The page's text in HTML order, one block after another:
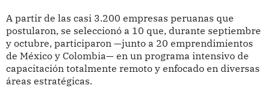
A partir de las casi 3.200 empresas peruanas que
postularon, se seleccionó a 10 que, durante septiembre
y octubre, participaron —junto a 20 emprendimientos
de México y Colombia— en un programa intensivo de
capacitación totalmente remoto y enfocado en diversas
áreas estratégicas.